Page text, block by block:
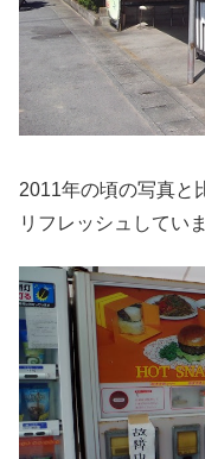
2011年の頃の写真と
リフレッシュしてい